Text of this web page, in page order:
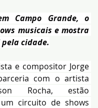
Campo Grande, o
musicais e mostra
cidade.
e compositor Jorge
com o artista
Rocha, estão
circuito de shows